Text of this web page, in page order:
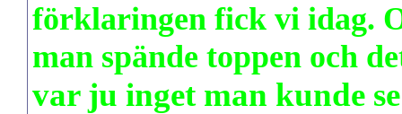
förklaringen fick vi idag.
man spände toppen och
var ju inget man kunde